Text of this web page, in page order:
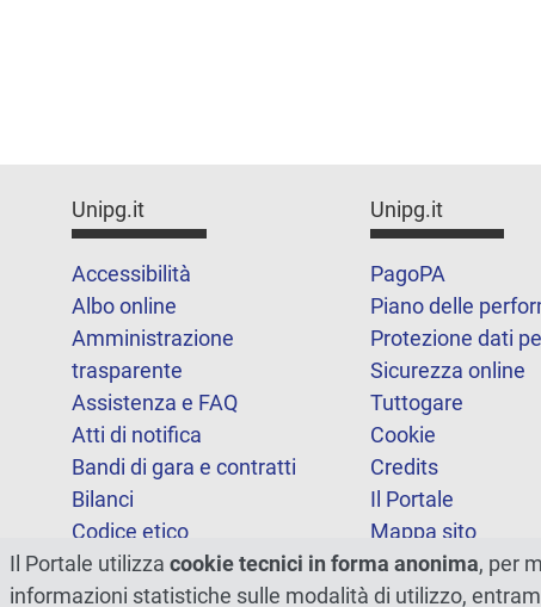
Unipg.it
Accessibilità
Albo online
Amministrazione
trasparente
Assistenza e FAQ
Atti di notifica
Bandi di gara e contratti
Bilanci
Codice etico
FOIA
Note legali
Unipg.it
PagoPA
Piano delle
Protezione dati
Sicurezza online
Tuttogare
Cookie
Credits
Il Portale
Mappa sito
Statistiche
Dichiarazione di
Il Portale utilizza cookie tecnici in forma anonima, per
informazioni statistiche sulle modalità di utilizzo,